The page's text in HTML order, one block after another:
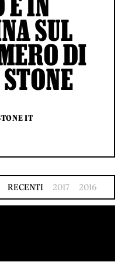
SUL
DI
IT
RECENTI 2017 2016